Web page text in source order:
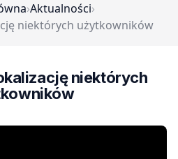
›Aktualności›
niektórych użytkowników
niektórych